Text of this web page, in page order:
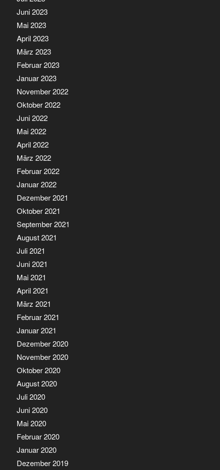
Juni 2023
Mai 2023
April 2023
März 2023
Februar 2023
Januar 2023
November 2022
Oktober 2022
Juni 2022
Mai 2022
April 2022
März 2022
Februar 2022
Januar 2022
Dezember 2021
Oktober 2021
September 2021
August 2021
Juli 2021
Juni 2021
Mai 2021
April 2021
März 2021
Februar 2021
Januar 2021
Dezember 2020
November 2020
Oktober 2020
August 2020
Juli 2020
Juni 2020
Mai 2020
Februar 2020
Januar 2020
Dezember 2019